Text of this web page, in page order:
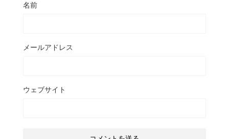
名前
メールアドレス
ウェブサイト